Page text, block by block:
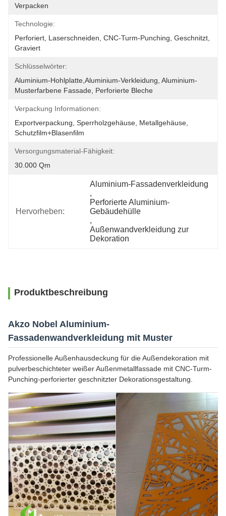
Verpacken
Technologie:
Perforiert, Laserschneiden, CNC-Turm-Punching, Geschnitzt,
Graviert
Schlüsselwörter:
Aluminium-Hohlplatte,Aluminium-Verkleidung, Aluminium-
Musterfarbene Fassade, Perforierte Bleche
Verpackung Informationen:
Exportverpackung, Sperrholzgehäuse, Metallgehäuse,
Schutzfilm+Blasenfilm
Versorgungsmaterial-Fähigkeit:
30.000 Qm
Hervorheben:
Aluminium-Fassadenverkleidung
,
Perforierte Aluminium-
Gebäudehülle
,
Außenwandverkleidung zur
Dekoration
Produktbeschreibung
Akzo Nobel Aluminium-
Fassadenwandverkleidung mit Muster
Professionelle Außenhausdeckung für die Außendekoration mit
pulverbeschichteter weißer Außenmetallfassade mit CNC-Turm-
Punching-perforierter geschnitzter Dekorationsgestaltung.